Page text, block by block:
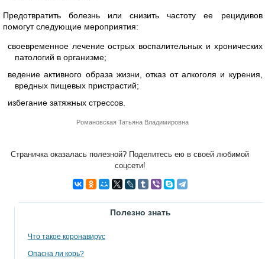
Предотвратить болезнь или снизить частоту ее рецидивов
помогут следующие мероприятия:
своевременное лечение острых воспалительных и хронических
патологий в организме;
ведение активного образа жизни, отказ от алкоголя и курения,
вредных пищевых пристрастий;
избегание затяжных стрессов.
Романовская Татьяна Владимировна
Страничка оказалась полезной? Поделитесь ею в своей любимой
соцсети!
Полезно знать
Что такое коронавирус
Опасна ли корь?